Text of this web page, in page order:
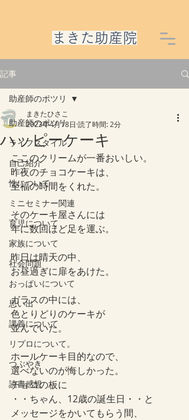
​まきた助産院
記事
助産師のポツリ
ライフスタイル
自己紹介
性について
ミニセミナー関連
育児について
家族について
社会問題
おっぱいについて
思い出
講義について
リプロについて。
つぶやき
読書感想
助産師のポツリ
ハッピーケーキ
まきたひさこ
2023年4月18日 読了時間: 2分
ここのクリームが一番おいしい。
昨夜のチョコケーキは、
至福の時間をくれた。
そのケーキ屋さんには
年に数回ほど足を運ぶ。
昨日は晴天の中、
お昼過ぎに扉をあけた。
ガラスの中には、
色とりどりのケーキが
並んでいた。
ホールケーキ目的なので、
選べないのが悔しかった。
チョコの板に
・・ちゃん、12歳の誕生日・・と
メッセージをかいてもらう間、